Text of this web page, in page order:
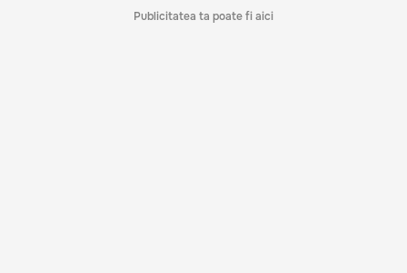
Publicitatea ta poate fi aici